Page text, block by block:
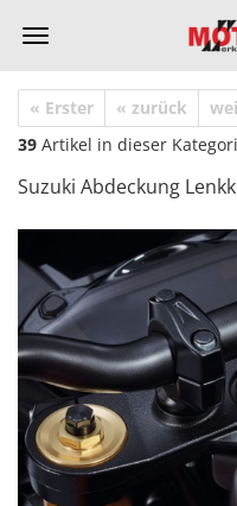
« Erster « zurück
39 Artikel in dieser
Suzuki Abdeckung